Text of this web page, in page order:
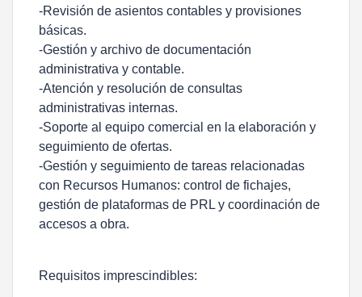
-Revisión de asientos contables y provisiones
básicas.
-Gestión y archivo de documentación
administrativa y contable.
-Atención y resolución de consultas
administrativas internas.
-Soporte al equipo comercial en la elaboración y
seguimiento de ofertas.
-Gestión y seguimiento de tareas relacionadas
con Recursos Humanos: control de fichajes,
gestión de plataformas de PRL y coordinación de
accesos a obra.
Requisitos imprescindibles: